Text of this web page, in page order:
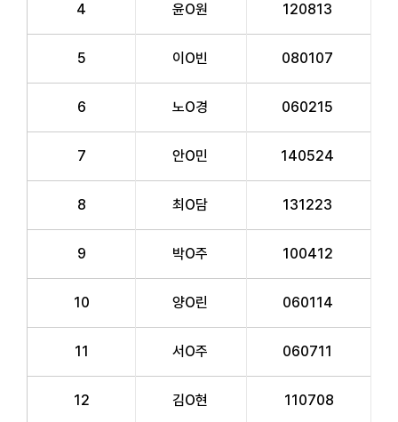
4 윤O원 120813
5 이O빈 080107
6 노O경 060215
7 안O민 140524
8 최O담 131223
9 박O주 100412
10 양O린 060114
11 서O주 060711
12 김O현 110708